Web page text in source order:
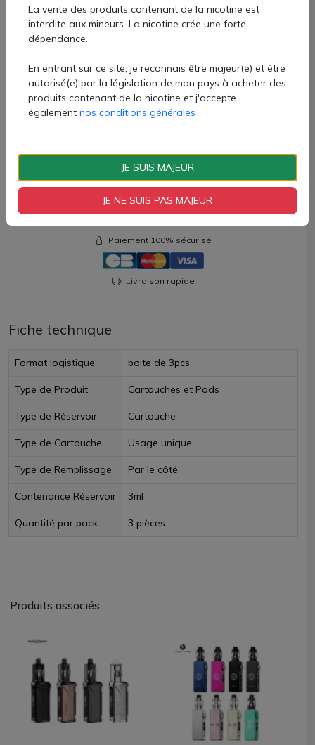
0.6ohm Mesh
0.8ohm Mesh
Cartouches Smok Novo Pod disponibles chez AZVape par
lots de 3 unités.
Quantité
AJOUTER À MON PANIER
Paiement 100% sécurisé
Livraison rapide
Fiche technique
Format logistique boite de 3pcs
Type de Produit Cartouches et Pods
Type de Réservoir Cartouche
Type de Cartouche Usage unique
Type de Remplissage Par le côté
Contenance Réservoir 3ml
Quantité par pack 3 pièces
Produits associés
La vente des produits contenant de la nicotine est
interdite aux mineurs. La nicotine crée une forte
dépendance.
En entrant sur ce site, je reconnais être majeur(e) et être
autorisé(e) par la législation de mon pays à acheter des
produits contenant de la nicotine et j'accepte
également nos conditions générales
JE SUIS MAJEUR
JE NE SUIS PAS MAJEUR